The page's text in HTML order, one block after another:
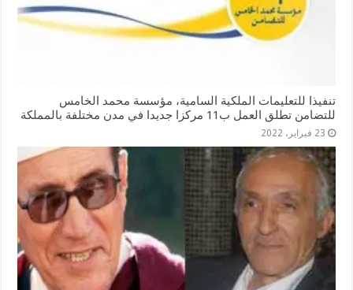
تنفيذا للتعليمات الملكية السامية، مؤسسة محمد الخامس
للتضامن تطلق العمل ب11 مركزا جديدا في مدن مختلفة بالمملكة
23 فبراير، 2022